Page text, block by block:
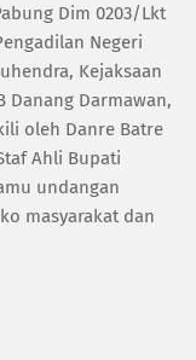
Dim 0203/Lkt
Negeri
Kejaksaan
Danang Darmawan,
oleh Danre Batre
Ahli Bupati
undangan
masyarakat dan